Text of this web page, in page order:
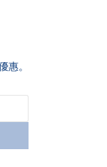
惠。